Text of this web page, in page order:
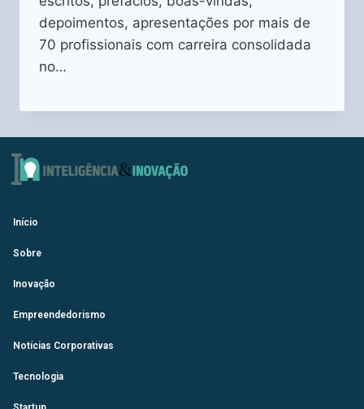
depoimentos, apresentações por mais de
70 profissionais com carreira consolidada
no…
Início
Sobre
Inovação
Empreendedorismo
Notícias Corporativas
Tecnologia